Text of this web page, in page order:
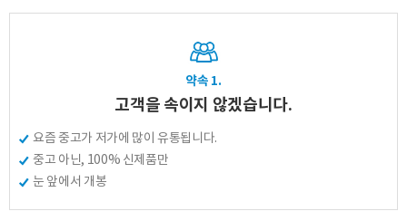
약속 1.
고객을 속이지 않겠습니다.
요즘 중고가 저가에 많이 유통됩니다.
중고 아닌, 100% 신제품만
눈 앞에서 개봉